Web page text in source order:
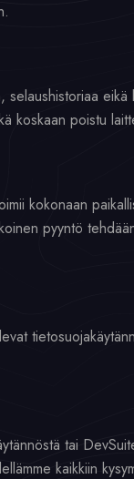
koskaan poistu
kokonaan
pyyntö
tai
kaikkiin